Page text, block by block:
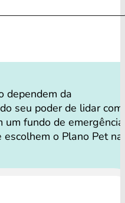
dependem da
seu poder de lidar com
fundo de emergência
o Plano Pet na